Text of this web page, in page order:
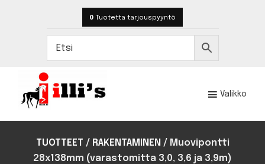
0 Tuotetta tarjouspyyntö
rakentamisen
Valikko
TUOTTEET / RAKENTAMINEN / Muovipontti
28x138mm (varastomitta 3,0, 3,6 ja 3,9m)